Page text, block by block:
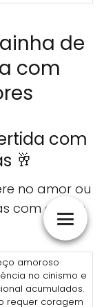
de
com
com
🥂
no amor ou
com outras
amoroso
no cinismo e
acumulados.
requer coragem